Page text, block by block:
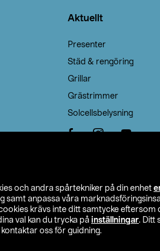
och andra spårtekniker på din enhet
anpassa våra
krävs inte ditt samtycke
val kan du trycka på inställningar. Ditt
oss för guidning.
Aktuellt
Presenter
Städ & rengöring
Grillar
Grästrimmer
Solcellsbelysning